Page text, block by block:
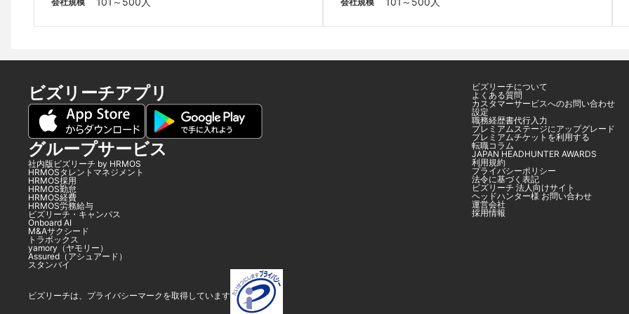
ビズリーチアプリ
グループサービス
社内版ビズリーチ by HRMOS
HRMOSタレントマネジメント
HRMOS採用
HRMOS勤怠
HRMOS経費
HRMOS労務給与
ビズリーチ・キャンパス
Onboard AI
M&Aサクシード
トラボックス
yamory（ヤモリー）
Assured（アシュアード）
スタンバイ
ビズリーチについて
よくある質問
カスタマーサービスへのお問い合わせ
設定
職務経歴書代行入力
プレミアムステージにアップグレード
プレミアムチケットを利用する
転職コラム
JAPAN HEADHUNTER AWARDS
利用規約
プライバシーポリシー
法令に基づく表記
ビズリーチ 法人向けサイト
ヘッドハンター様 お問い合わせ
運営会社
採用情報
ビズリーチは、プライバシーマークを取得しています